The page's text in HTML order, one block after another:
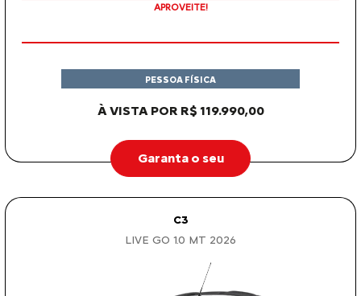
APROVEITE!
À VISTA POR R$ 119.990,00
PESSOA FÍSICA
Garanta o seu
C3
LIVE GO 1.0 MT 2026